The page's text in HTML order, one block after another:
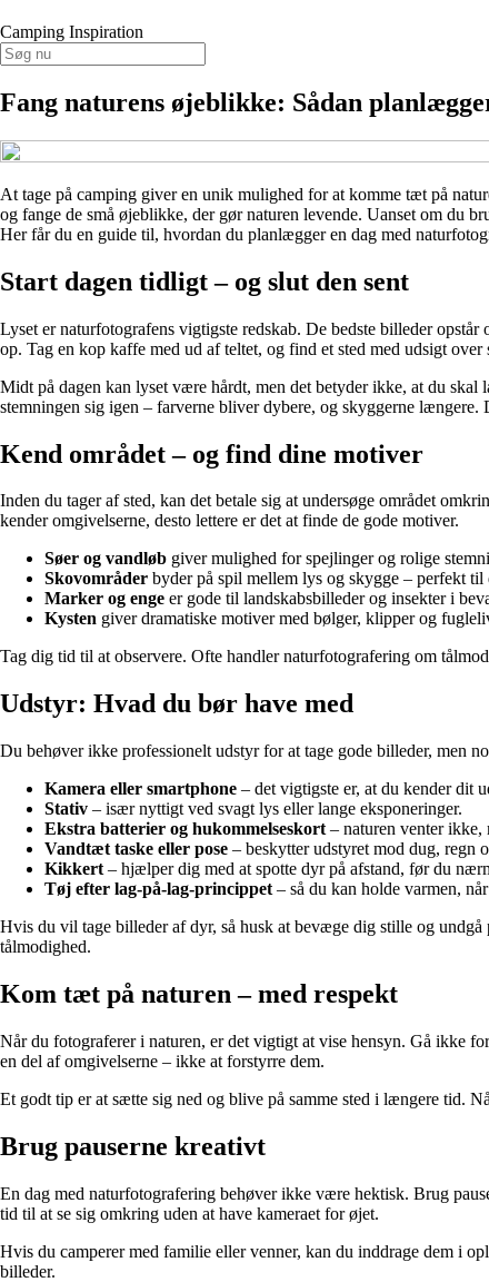
Camping Inspiration
Fang naturens øjeblikke: Sådan
At tage på camping giver en unik mulighed for at komme tæt på
og fange de små øjeblikke, der gør naturen levende. Uanset om du
Her får du en guide til, hvordan du planlægger en dag med
Start dagen tidligt – og slut den sent
Lyset er naturfotografens vigtigste redskab. De bedste billeder
op. Tag en kop kaffe med ud af teltet, og find et sted med udsigt over
Midt på dagen kan lyset være hårdt, men det betyder ikke, at du
stemningen sig igen – farverne bliver dybere, og skyggerne længere.
Kend området – og find dine motiver
Inden du tager af sted, kan det betale sig at undersøge området
kender omgivelserne, desto lettere er det at finde de gode motiver.
Søer og vandløb giver mulighed for spejlinger og rolige
Skovområder byder på spil mellem lys og skygge – perfekt til
Marker og enge er gode til landskabsbilleder og insekter i
Kysten giver dramatiske motiver med bølger, klipper og
Tag dig tid til at observere. Ofte handler naturfotografering om
Udstyr: Hvad du bør have med
Du behøver ikke professionelt udstyr for at tage gode billeder, men
Kamera eller smartphone – det vigtigste er, at du kender dit
Stativ – især nyttigt ved svagt lys eller lange eksponeringer.
Ekstra batterier og hukommelseskort – naturen venter ikke,
Vandtæt taske eller pose – beskytter udstyret mod dug, regn
Kikkert – hjælper dig med at spotte dyr på afstand, før du
Tøj efter lag-på-lag-princippet – så du kan holde varmen,
Hvis du vil tage billeder af dyr, så husk at bevæge dig stille og
tålmodighed.
Kom tæt på naturen – med respekt
Når du fotograferer i naturen, er det vigtigt at vise hensyn. Gå ikke
en del af omgivelserne – ikke at forstyrre dem.
Et godt tip er at sætte sig ned og blive på samme sted i længere tid.
Brug pauserne kreativt
En dag med naturfotografering behøver ikke være hektisk. Brug
tid til at se sig omkring uden at have kameraet for øjet.
Hvis du camperer med familie eller venner, kan du inddrage dem i
billeder.